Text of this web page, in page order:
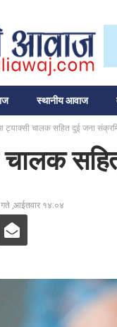
स्थानीय आवाज
ट्याक्सी चालक सहित दुई जना
चालक
,आईतवार १४:०४